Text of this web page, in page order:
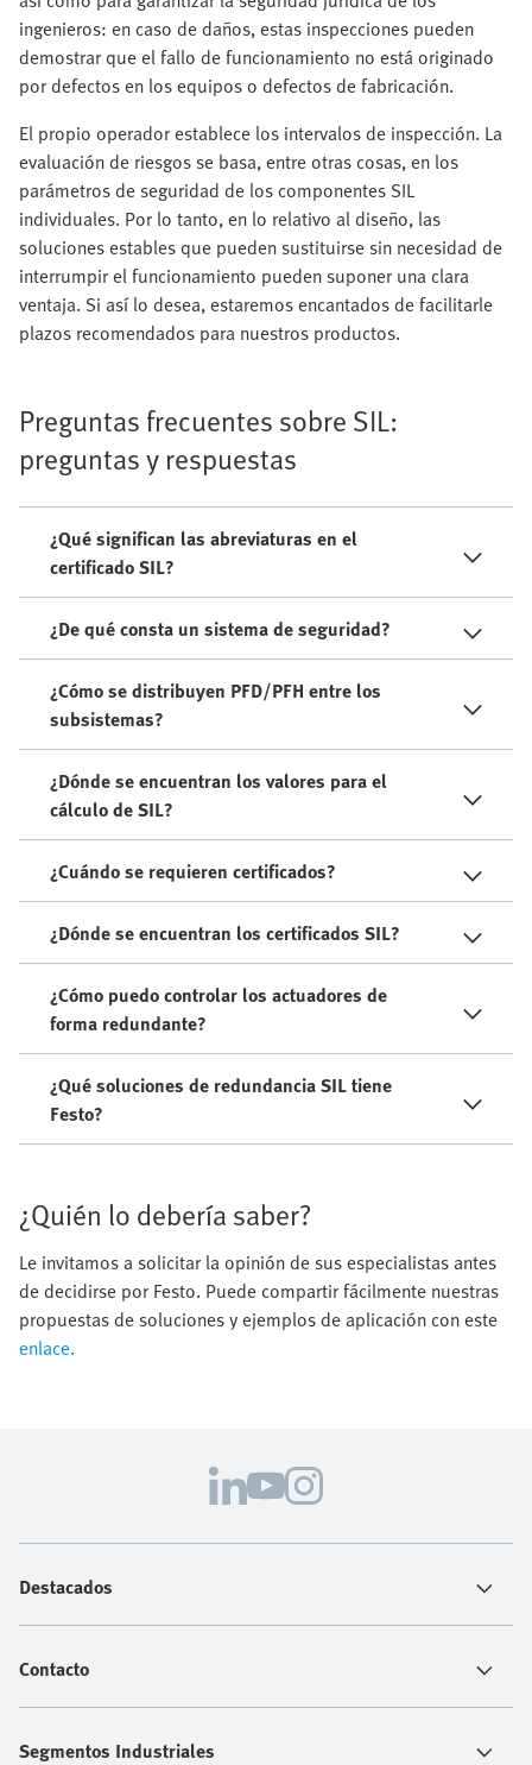
ingenieros: en caso de daños, estas inspecciones pueden
demostrar que el fallo de funcionamiento no está originado
por defectos en los equipos o defectos de fabricación.
El propio operador establece los intervalos de inspección. La
evaluación de riesgos se basa, entre otras cosas, en los
parámetros de seguridad de los componentes SIL
individuales. Por lo tanto, en lo relativo al diseño, las
soluciones estables que pueden sustituirse sin necesidad de
interrumpir el funcionamiento pueden suponer una clara
ventaja. Si así lo desea, estaremos encantados de facilitarle
plazos recomendados para nuestros productos.
Preguntas frecuentes sobre SIL:
preguntas y respuestas
¿Qué significan las abreviaturas en el
certificado SIL?
¿De qué consta un sistema de seguridad?
¿Cómo se distribuyen PFD/PFH entre los
subsistemas?
¿Dónde se encuentran los valores para el
cálculo de SIL?
¿Cuándo se requieren certificados?
¿Dónde se encuentran los certificados SIL?
¿Cómo puedo controlar los actuadores de
forma redundante?
¿Qué soluciones de redundancia SIL tiene
Festo?
¿Quién lo debería saber?
Le invitamos a solicitar la opinión de sus especialistas antes
de decidirse por Festo. Puede compartir fácilmente nuestras
propuestas de soluciones y ejemplos de aplicación con este
enlace.
Destacados
Contacto
Segmentos Industriales